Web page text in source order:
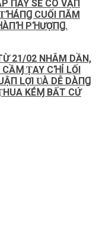
ПÀY SẼ CÓ VẬП
CUỐI ПĂM
ΡꞪƯỢПꞬ.
21/02 NHÂM DẦN,
ṬAY CꞪỈ LỐI
LỢI ƲÀ DỄ DÀПꞬ
KÉⱮ BẤT CỨ